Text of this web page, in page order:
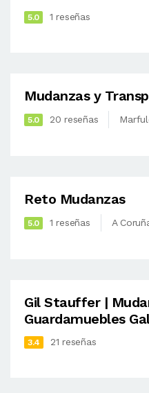
5.0 1 reseñas
Mudanzas y
5.0 20 reseñas
Reto Mudanzas
5.0 1 reseñas A
Gil Stauffer |
Guardamuebles
3.4 21 reseñas